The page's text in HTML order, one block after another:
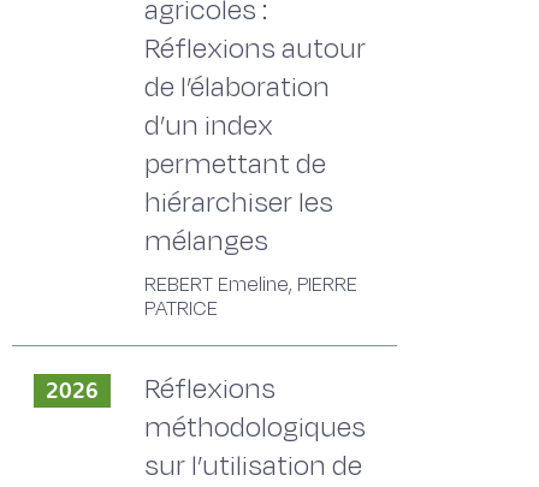
agricoles :
Réflexions autour
de l’élaboration
d’un index
permettant de
hiérarchiser les
mélanges
REBERT Emeline, PIERRE
PATRICE
2026
Réflexions
méthodologiques
sur l’utilisation de